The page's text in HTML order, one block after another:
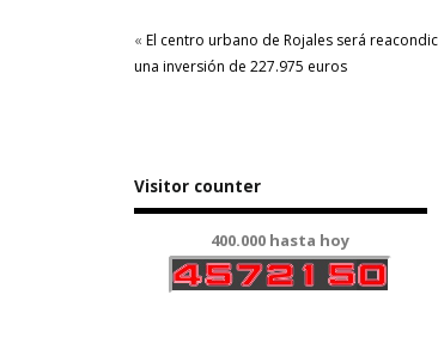
« El centro urbano de Rojales será
una inversión de 227.975 euros
Visitor counter
400.000 hasta hoy